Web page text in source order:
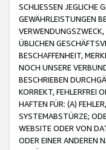
SCHLIESSEN JEGLICHE
GEWÄHRLEISTUNGEN
ÜBLICHEN
BESCHAFFENHEIT,
NOCH UNSERE
BESCHRIEBEN
KORREKT, FEHLERFREI
HAFTEN FÜR: (A)
SYSTEMABSTÜRZE;
WEBSITE ODER VON
ODER EINER ANDEREN